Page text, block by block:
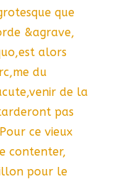
que
&agrave,
alors
du
de la
pas
ce vieux
contenter,
pour le